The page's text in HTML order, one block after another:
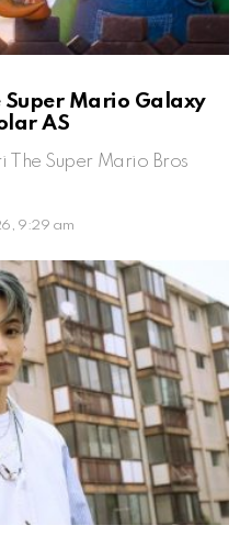
Super Mario Galaxy
AS
The Super Mario Bros
9:29 am